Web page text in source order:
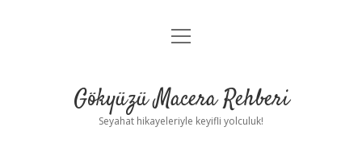
Anasayfa
Yasal Uyarı
menüyü
Gökyüzü Macera Rehberi
Seyahat hikayeleriyle keyifli yolculuk!